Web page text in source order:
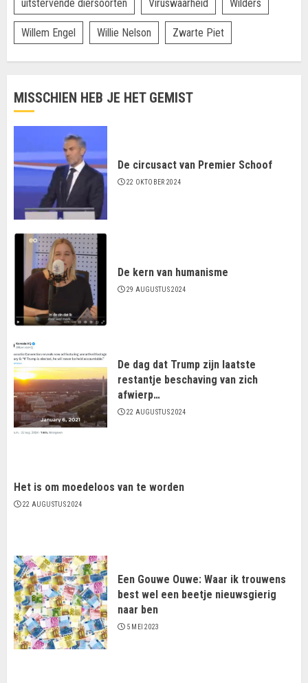
uitstervende diersoorten Viruswaarheid Wilders
Willem Engel Willie Nelson Zwarte Piet
MISSCHIEN HEB JE HET GEMIST
De circusact van Premier Schoof
22 OKTOBER 2024
De kern van humanisme
29 AUGUSTUS 2024
De dag dat Trump zijn laatste
restantje beschaving van zich
afwierp…
22 AUGUSTUS 2024
Het is om moedeloos van te worden
22 AUGUSTUS 2024
Een Gouwe Ouwe: Waar ik trouwens
best wel een beetje nieuwsgierig
naar ben
5 MEI 2023